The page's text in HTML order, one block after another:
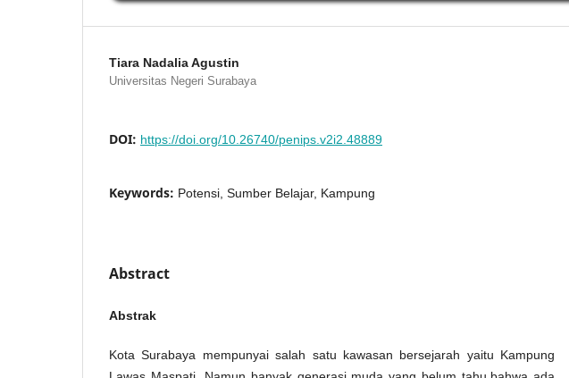
Tiara Nadalia Agustin
Universitas Negeri Surabaya
DOI: https://doi.org/10.26740/penips.v2i2.48889
Keywords: Potensi, Sumber Belajar, Kampung
Abstract
Abstrak
Kota Surabaya mempunyai salah satu kawasan bersejarah yaitu Kampung